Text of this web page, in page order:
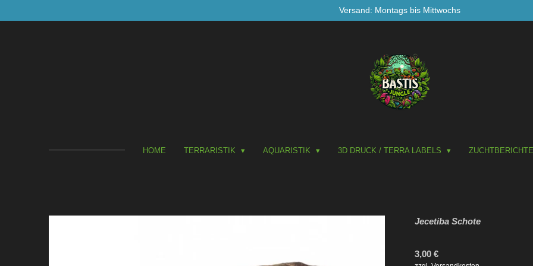
Hauptinhalt
Versand: Montags bis Mittwochs
HOME TERRARISTIK AQUARISTIK 3D DRUCK / TERRA LABELS ZUCHTBERICHTE
Jecetiba Schote
3,00 €